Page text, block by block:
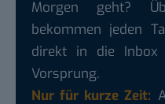
Morgen geht?
bekommen jeden
direkt in die Inbox
Vorsprung.
Nur für kurze Zeit: